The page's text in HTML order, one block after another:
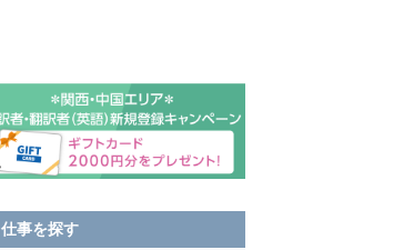
仕事を探す